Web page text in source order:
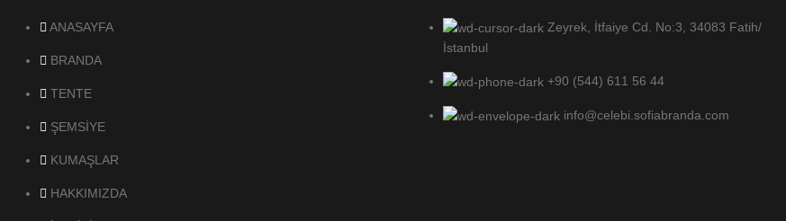
ANASAYFA
BRANDA
TENTE
ŞEMSİYE
KUMAŞLAR
HAKKIMIZDA
Zeyrek, İtfaiye Cd. No:3, 34083 Fatih/
İstanbul
+90 (544) 611 56 44
info@celebi.sofiabranda.com